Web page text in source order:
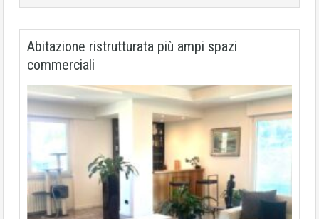
Abitazione ristrutturata più ampi spazi
commerciali